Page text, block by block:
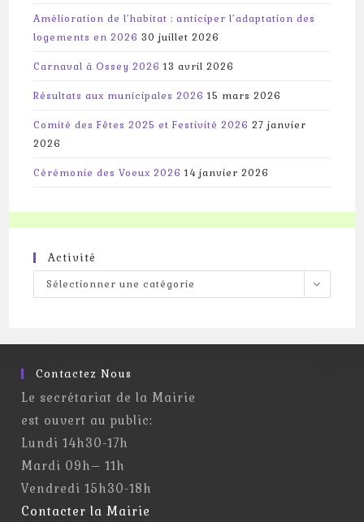
Amélioration de l’habitat : anticiper l’adaptation des
logements en 2026 30 juillet 2026
Carnaval à Ossey 2026 13 avril 2026
Résultats aux municipales 2026 15 mars 2026
Comité des Fêtes 2025 et Festivité 2026 27 janvier
2026
Cérémonie des Voeux 2026 14 janvier 2026
Activité
Activité
Sélectionner une catégorie
Contactez Nous
Le secrétariat de la Mairie
est ouvert au public:
Lundi 14h30-17h
Mardi 09h– 11h
Vendredi 15h30-18h
Contacter la Mairie